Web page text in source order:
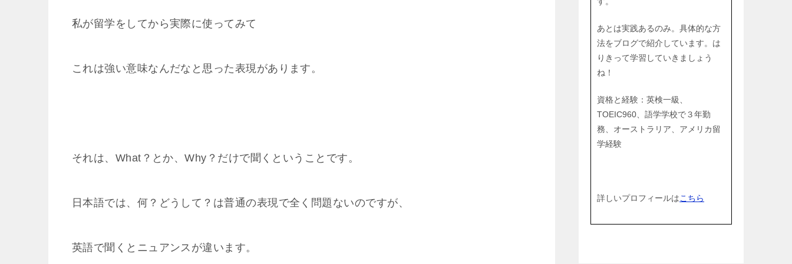
私が留学をしてから実際に使ってみて
これは強い意味なんだなと思った表現があります。
それは、What？とか、Why？だけで聞くということです。
日本語では、何？どうして？は普通の表現で全く問題ないのですが、
英語で聞くとニュアンスが違います。
あとは実践あるのみ。具体的な方
法をブログで紹介しています。は
りきって学習していきましょう
ね！
資格と経験：英検一級、
TOEIC960、語学学校で３年勤
務、オーストラリア、アメリカ留
学経験
詳しいプロフィールはこちら